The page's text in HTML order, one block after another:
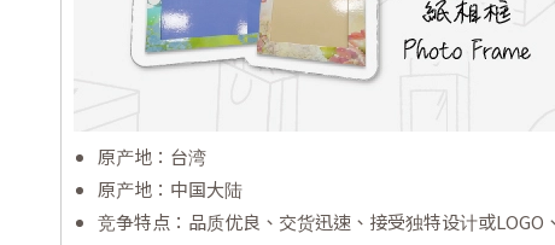
原产地：台湾
原产地：中国大陆
竞争特点：品质优良、交货迅速、接受独特设计或